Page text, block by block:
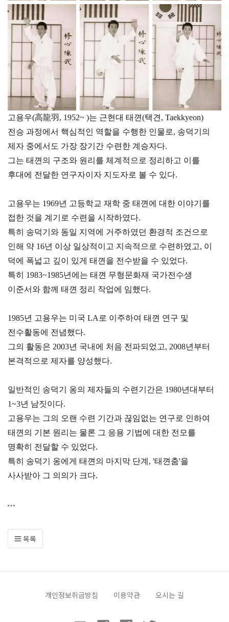
고용우(高龍羽, 1952~ )는 근현대 태껸(택견, Taekkyeon)
전승 과정에서 핵심적인 역할을 수행한 인물로, 송덕기의
제자 중에서도 가장 장기간 수련한 계승자다.
그는 태껸의 구조와 원리를 체계적으로 정리하고 이를
후대에 전달한 연구자이자 지도자로 볼 수 있다.
고용우는 1969년 고등학교 재학 중 태껸에 대한 이야기를
접한 것을 계기로 수련을 시작하였다.
특히 송덕기와 동일 지역에 거주하였던 환경적 조건으로
인해 약 16년 이상 일상적이고 지속적으로 수련하였고, 이
덕에 폭넓고 깊이 있게 태껸을 전수받을 수 있었다.
특히 1983~1985년에는 태껸 무형문화재 국가전수생
이준서와 함께 태껸 정리 작업에 임했다.
1985년 고용우는 미국 LA로 이주하여 태껸 연구 및
전수활동에 전념했다.
그의 활동은 2003년 국내에 처음 전파되었고, 2008년부터
본격적으로 제자를 양성했다.
일반적인 송덕기 옹의 제자들의 수련기간은 1980년대부터
1~3년 남짓이다.
고용우는 그의 오랜 수련 기간과 끊임없는 연구로 인하여
태껸의 기본 원리는 물론 그 응용 기법에 대한 전모를
명확히 전달할 수 있었다.
특히 송덕기 옹에게 태껸의 마지막 단계, '태껸춤'을
사사받아 그 의의가 크다.
목록
개인정보취급방침 이용약관 오시는 길